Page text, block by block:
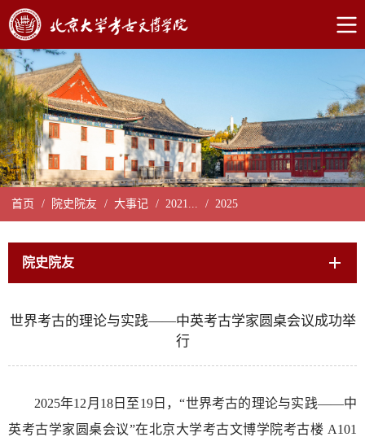
首页 / 院史院友 / 大事记 / 2021... / 2025
院史院友
世界考古的理论与实践——中英考古学家圆桌会议成功举
行
2025年12月18日至19日，“世界考古的理论与实践——中
英考古学家圆桌会议”在北京大学考古文博学院考古楼 A101